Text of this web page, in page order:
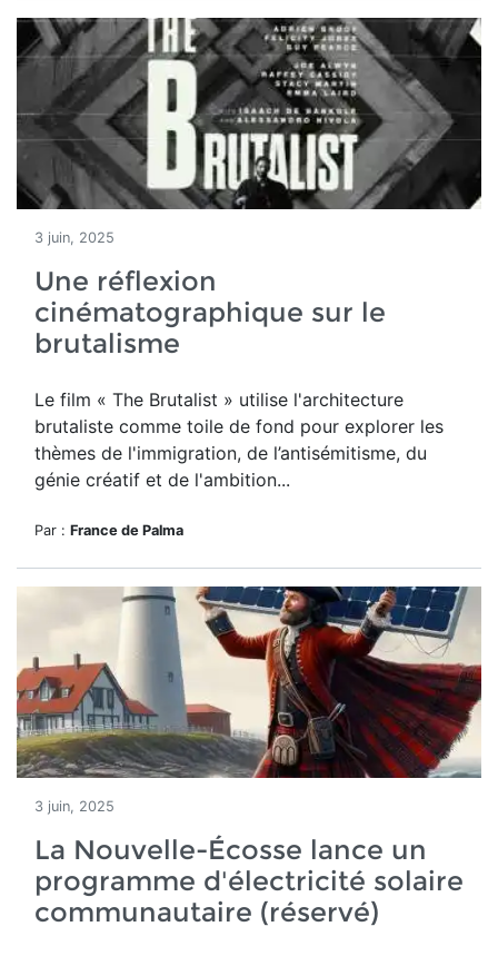
3 juin, 2025
Une réflexion
cinématographique sur le
brutalisme
Le film « The Brutalist » utilise l'architecture
brutaliste comme toile de fond pour explorer les
thèmes de l'immigration, de l’antisémitisme, du
génie créatif et de l'ambition...
Par : France de Palma
3 juin, 2025
La Nouvelle-Écosse lance un
programme d'électricité solaire
communautaire (réservé)